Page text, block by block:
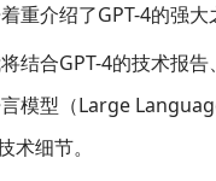
重介绍了GPT-4的强
结合GPT-4的技术报
模型（Large
术细节。